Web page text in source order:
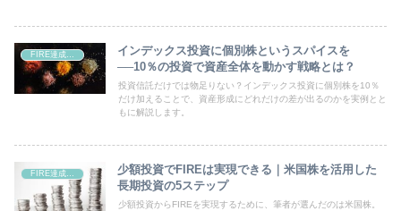
FIRE達成・資産形成
インデックス投資に個別株というスパイスを
──10％の投資で資産全体を動かす戦略とは？
投資信託だけでは物足りない？インデックス投資に個別株を10％
だけ加えることで、資産形成にどれだけの差が出るのかを実例とと
もに解説します。
FIRE達成・資産形成
少額投資でFIREは実現できる｜米国株を活用した
長期投資の5ステップ
少額投資からFIREを実現するために、筆者が選んだのは米国株。